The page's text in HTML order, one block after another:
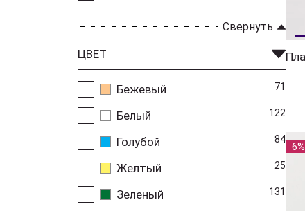
Свернуть
ЦВЕТ
Бежевый 71
Белый 122
Голубой 84
Желтый 25
Зеленый 131
6%